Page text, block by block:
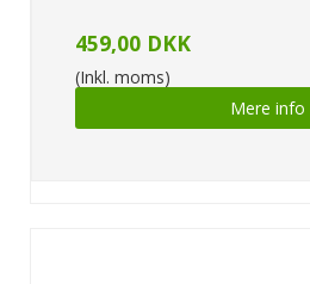
459,00 DKK
(Inkl. moms)
Mere info